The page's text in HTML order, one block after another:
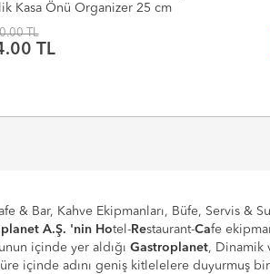
Kasa Önü Organizer 25 cm
TL
TL
& Bar, Kahve Ekipmanları, Büfe, Servis
A.Ş. 'nin Hotel-Restaurant-Cafe
içinde yer aldığı Gastroplanet, Dinamik
içinde adını geniş kitlelelere duyurmuş